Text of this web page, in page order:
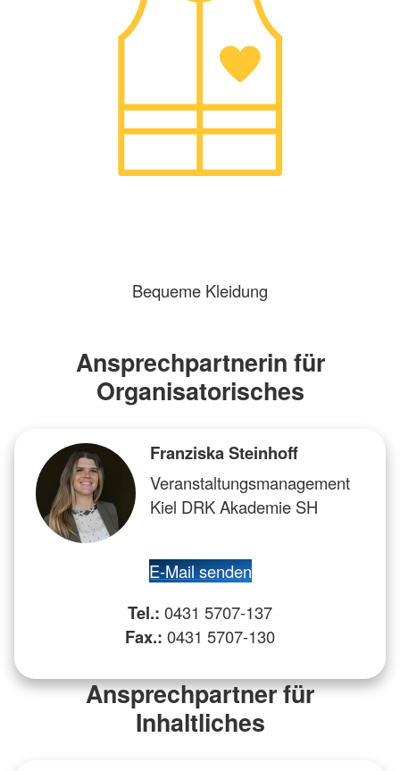
Bequeme Kleidung
Ansprechpartnerin für
Organisatorisches
Franziska Steinhoff
Veranstaltungsmanagement
Kiel DRK Akademie SH
E-Mail senden
Tel.: 0431 5707-137
Fax.: 0431 5707-130
Ansprechpartner für
Inhaltliches